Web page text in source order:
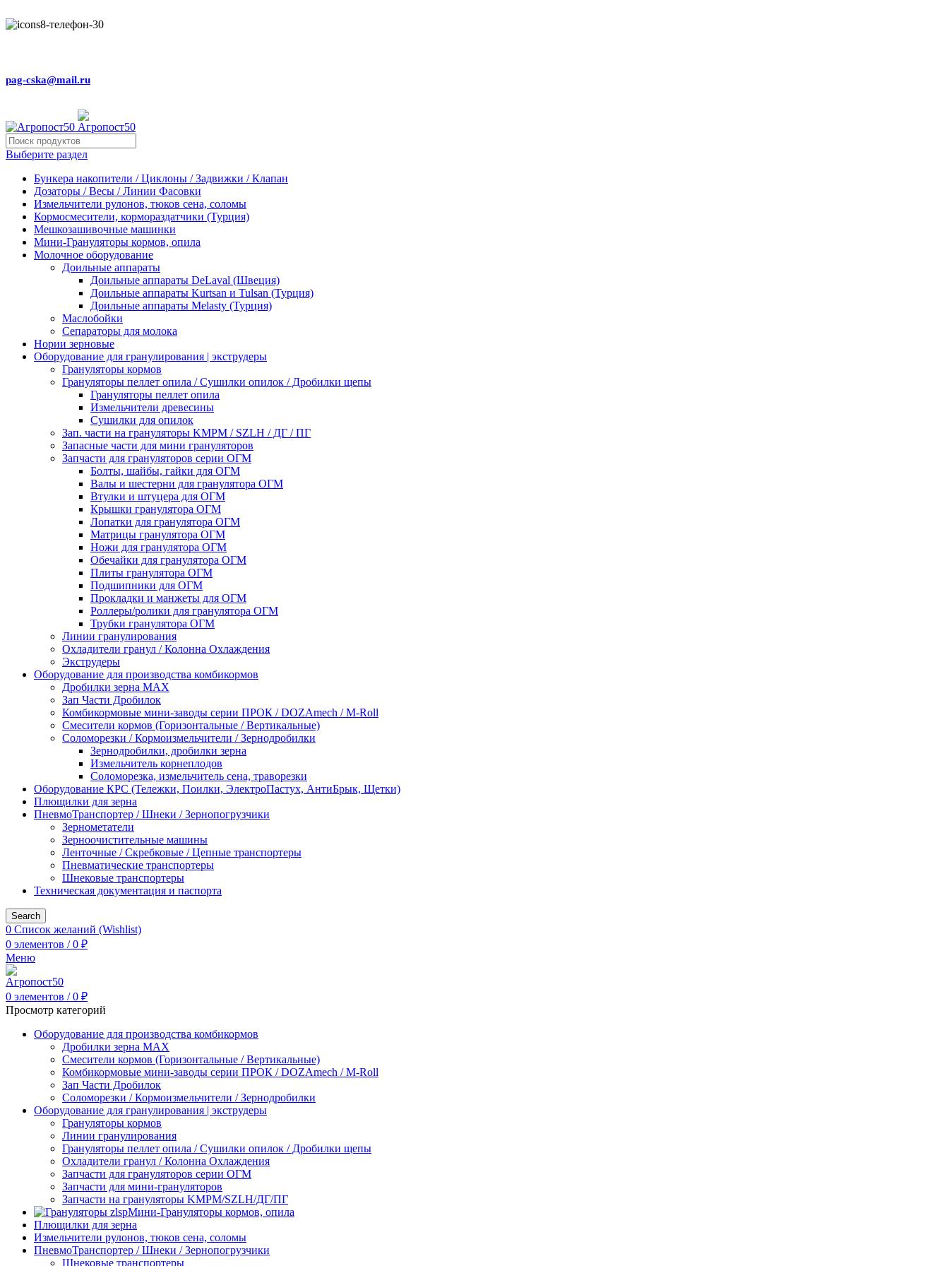
pag-cska@mail.ru
Выберите раздел
Бункера накопители / Циклоны / Задвижки / Клапан
Дозаторы / Весы / Линии Фасовки
Измельчители рулонов, тюков сена, соломы
Кормосмесители, кормораздатчики (Турция)
Мешкозашивочные машинки
Мини-Грануляторы кормов, опила
Молочное оборудование
Доильные аппараты
Доильные аппараты DeLaval (Швеция)
Доильные аппараты Kurtsan и Tulsan (Турция)
Доильные аппараты Melasty (Турция)
Маслобойки
Сепараторы для молока
Нории зерновые
Оборудование для гранулирования | экструдеры
Грануляторы кормов
Грануляторы пеллет опила / Сушилки опилок / Дробилки щепы
Грануляторы пеллет опила
Измельчители древесины
Сушилки для опилок
Зап. части на грануляторы KMPM / SZLH / ДГ / ПГ
Запасные части для мини грануляторов
Запчасти для грануляторов серии ОГМ
Болты, шайбы, гайки для ОГМ
Валы и шестерни для гранулятора ОГМ
Втулки и штуцера для ОГМ
Крышки гранулятора ОГМ
Лопатки для гранулятора ОГМ
Матрицы гранулятора ОГМ
Ножи для гранулятора ОГМ
Обечайки для гранулятора ОГМ
Плиты гранулятора ОГМ
Подшипники для ОГМ
Прокладки и манжеты для ОГМ
Роллеры/ролики для гранулятора ОГМ
Трубки гранулятора ОГМ
Линии гранулирования
Охладители гранул / Колонна Охлаждения
Экструдеры
Оборудование для производства комбикормов
Дробилки зерна МАХ
Зап Части Дробилок
Комбикормовые мини-заводы серии ПРОК / DOZAmech / M-Roll
Смесители кормов (Горизонтальные / Вертикальные)
Соломорезки / Кормоизмельчители / Зернодробилки
Зернодробилки, дробилки зерна
Измельчитель корнеплодов
Соломорезка, измельчитель сена, траворезки
Оборудование КРС (Тележки, Поилки, ЭлектроПастух, АнтиБрык, Щетки)
Плющилки для зерна
ПневмоТранспортер / Шнеки / Зернопогрузчики
Зернометатели
Зерноочистительные машины
Ленточные / Скребковые / Цепные транспортеры
Пневматические транспортеры
Шнековые транспортеры
Техническая документация и паспорта
Search
0 Список желаний (Wishlist)
0 элементов / 0 ₽
Меню
0 элементов / 0 ₽
Просмотр категорий
Оборудование для производства комбикормов
Дробилки зерна МАХ
Смесители кормов (Горизонтальные / Вертикальные)
Комбикормовые мини-заводы серии ПРОК / DOZAmech / M-Roll
Зап Части Дробилок
Соломорезки / Кормоизмельчители / Зернодробилки
Оборудование для гранулирования | экструдеры
Грануляторы кормов
Линии гранулирования
Грануляторы пеллет опила / Сушилки опилок / Дробилки щепы
Охладители гранул / Колонна Охлаждения
Запчасти для грануляторов серии ОГМ
Запчасти для мини-грануляторов
Запчасти на грануляторы KMPM/SZLH/ДГ/ПГ
Мини-Грануляторы кормов, опила
Плющилки для зерна
Измельчители рулонов, тюков сена, соломы
ПневмоТранспортер / Шнеки / Зернопогрузчики
Шнековые транспортеры